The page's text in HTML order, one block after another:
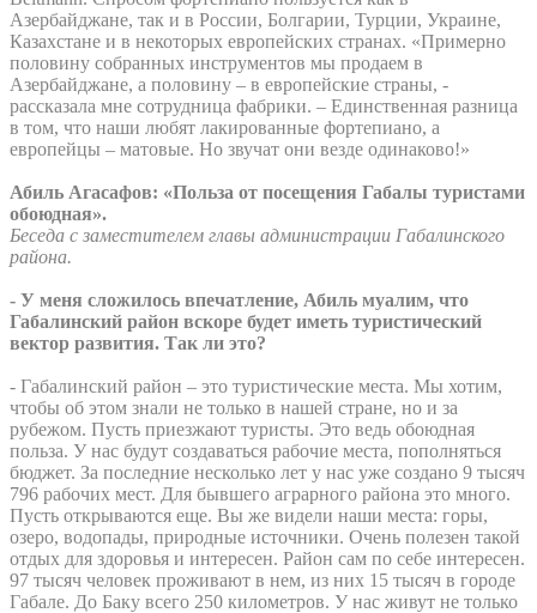
Азербайджане, так и в России, Болгарии, Турции, Украине,
Казахстане и в некоторых европейских странах. «Примерно
половину собранных инструментов мы продаем в
Азербайджане, а половину – в европейские страны, -
рассказала мне сотрудница фабрики. – Единственная разница
в том, что наши любят лакированные фортепиано, а
европейцы – матовые. Но звучат они везде одинаково!»
Абиль Агасафов: «Польза от посещения Габалы туристами
обоюдная».
Беседа с заместителем главы администрации Габалинского
района.
- У меня сложилось впечатление, Абиль муалим, что
Габалинский район вскоре будет иметь туристический
вектор развития. Так ли это?
- Габалинский район – это туристические места. Мы хотим,
чтобы об этом знали не только в нашей стране, но и за
рубежом. Пусть приезжают туристы. Это ведь обоюдная
польза. У нас будут создаваться рабочие места, пополняться
бюджет. За последние несколько лет у нас уже создано 9 тысяч
796 рабочих мест. Для бывшего аграрного района это много.
Пусть открываются еще. Вы же видели наши места: горы,
озеро, водопады, природные источники. Очень полезен такой
отдых для здоровья и интересен. Район сам по себе интересен.
97 тысяч человек проживают в нем, из них 15 тысяч в городе
Габале. До Баку всего 250 километров. У нас живут не только